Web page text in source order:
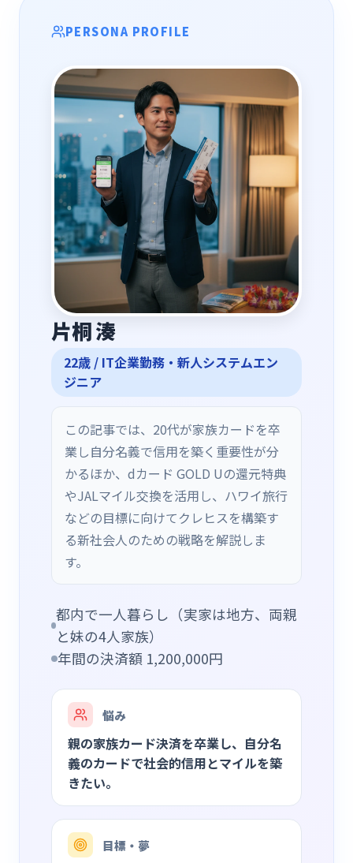
PERSONA PROFILE
片桐 湊
22歳 / IT企業勤務・新人システムエン
ジニア
この記事では、20代が家族カードを卒
業し自分名義で信用を築く重要性が分
かるほか、dカード GOLD Uの還元特典
やJALマイル交換を活用し、ハワイ旅行
などの目標に向けてクレヒスを構築す
る新社会人のための戦略を解説しま
す。
都内で一人暮らし（実家は地方、両親
と妹の4人家族）
年間の決済額 1,200,000円
悩み
親の家族カード決済を卒業し、自分名
義のカードで社会的信用とマイルを築
きたい。
目標・夢